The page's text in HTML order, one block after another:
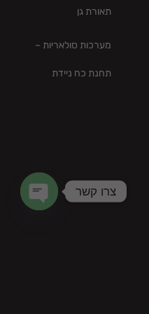
תאורת גן
מערכות סולאריות –
תחנת כח ניידת
צרו קשר